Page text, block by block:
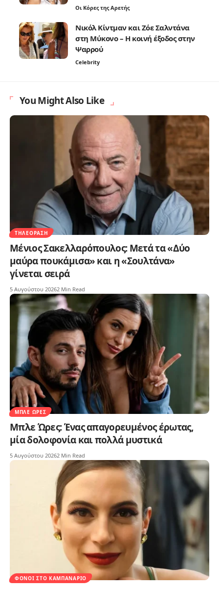
Οι Κόρες της Αρετής
Νικόλ Κίντμαν και Ζόε Σαλντάνα
στη Μύκονο – Η κοινή έξοδος στην
Ψαρρού
Celebrity
You Might Also Like
ΤΗΛΕΌΡΑΣΗ
Μένιος Σακελλαρόπουλος: Μετά τα «Δύο
μαύρα πουκάμισα» και η «Σουλτάνα»
γίνεται σειρά
5 Αυγούστου 20262 Min Read
ΜΠΛΕ ΏΡΕΣ
Μπλε Ώρες: Ένας απαγορευμένος έρωτας,
μία δολοφονία και πολλά μυστικά
5 Αυγούστου 20262 Min Read
ΦΌΝΟΙ ΣΤΟ ΚΑΜΠΑΝΑΡΙΌ